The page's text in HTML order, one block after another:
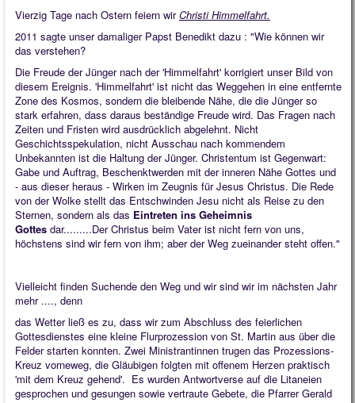
Gremien
Angebote
Ökumene
Gelebter Glaube
Quintessenz
Spirituelles
2025
2026
Vierzig Tage nach Ostern feiern wirChristi Himmelfahrt.
2011 sagte unser damaliger Papst Benedikt dazu : "Wie können wir
das verstehen?
Die Freude der Jünger nach der 'Himmelfahrt' korrigiert unser Bild von
diesem Ereignis. 'Himmelfahrt' ist nicht das Weggehen in eine entfernte
Zone des Kosmos, sondern die bleibende Nähe, die die Jünger so
stark erfahren, dass daraus beständige Freude wird. Das Fragen nach
Zeiten und Fristen wird ausdrücklich abgelehnt. Nicht
Geschichtsspekulation, nicht Ausschau nach kommendem
Unbekannten ist die Haltung der Jünger. Christentum ist Gegenwart:
Gabe und Auftrag, Beschenktwerden mit der inneren Nähe Gottes und
- aus dieser heraus - Wirken im Zeugnis für Jesus Christus. Die Rede
von der Wolke stellt das Entschwinden Jesu nicht als Reise zu den
Sternen, sondern als das Eintreten ins Geheimnis
Gottes dar.........Der Christus beim Vater ist nicht fern von uns,
höchstens sind wir fern von ihm; aber der Weg zueinander steht offen."
Vielleicht finden Suchende den Weg und wir sind wir im nächsten Jahr
mehr ...., denn
das Wetter ließ es zu, dass wir zum Abschluss des feierlichen
Gottesdienstes eine kleine Flurprozession von St. Martin aus über die
Felder starten konnten. Zwei Ministrantinnen trugen das Prozessions-
Kreuz vorneweg, die Gläubigen folgten mit offenem Herzen praktisch
'mit dem Kreuz gehend'. Es wurden Antwortverse auf die Litaneien
gesprochen und gesungen sowie vertraute Gebete, die Pfarrer Gerald